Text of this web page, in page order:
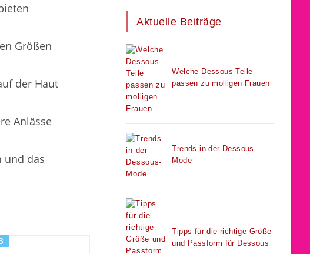
Größen
der Haut
Anlässe
und das
Aktuelle Beiträge
Welche Dessous-Teile
passen zu molligen Frauen
Trends in der Dessous-
Mode
Tipps für die richtige Größe
und Passform für Dessous